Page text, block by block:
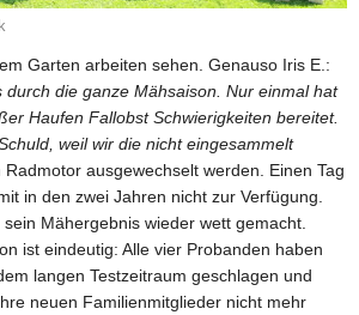
Garten arbeiten sehen. Genauso Iris E.:
durch die ganze Mähsaison. Nur einmal hat
Haufen Fallobst Schwierigkeiten bereitet.
weil wir die nicht eingesammelt
Radmotor ausgewechselt werden. Einen Tag
in den zwei Jahren nicht zur Verfügung.
Mähergebnis wieder wett gemacht.
ist eindeutig: Alle vier Probanden haben
langen Testzeitraum geschlagen und
neuen Familienmitglieder nicht mehr